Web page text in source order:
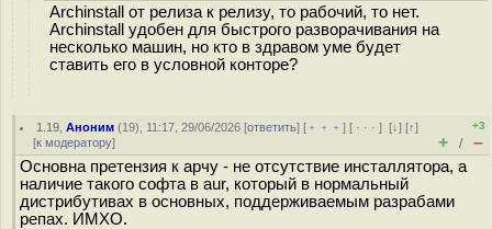
Archinstall от релиза к релизу, то рабочий, то нет.
Archinstall удобен для быстрого разворачивания на
несколько машин, но кто в здравом уме будет
ставить его в условной конторе?
1.19 ,Аноним (19), 11:17, 29/06/2026 [ответить] [ ﹢﹢﹢] [ · · ·][↓] [↑]
[к модератору]
+3
+ / –
Основна претензия к арчу - не отсутствие инсталлятора, а
наличие такого софта в aur, который в нормальный
дистрибутивах в основных, поддерживаемым разрабами
репах. ИМХО.